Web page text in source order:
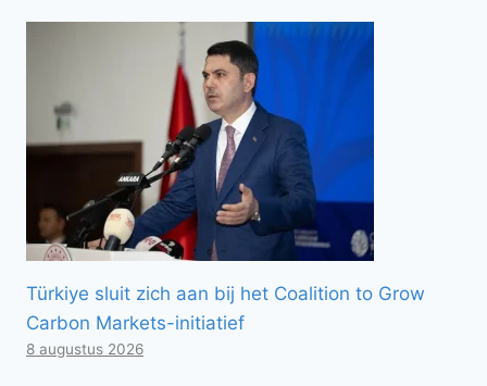
Türkiye sluit zich aan bij het Coalition to Grow
Carbon Markets-initiatief
8 augustus 2026